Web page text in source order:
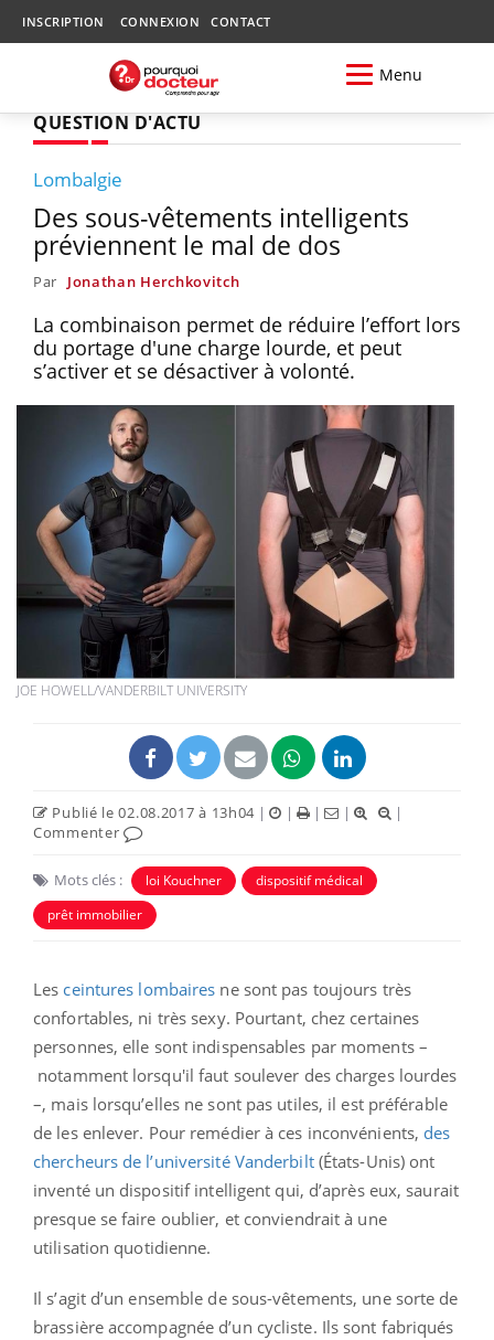
INSCRIPTION CONNEXION CONTACT
Menu
QUESTION D'ACTU
Lombalgie
Des sous-vêtements intelligents
préviennent le mal de dos
Par Jonathan Herchkovitch
La combinaison permet de réduire l’effort lors
du portage d'une charge lourde, et peut
s’activer et se désactiver à volonté.
JOE HOWELL/VANDERBILT UNIVERSITY
Publié le 02.08.2017 à 13h04 | | | |
|
Commenter
Mots clés : loi Kouchner
dispositif médical
prêt immobilier
Les ceintures lombaires ne sont pas toujours très
confortables, ni très sexy. Pourtant, chez certaines
personnes, elle sont indispensables par moments –
notamment lorsqu'il faut soulever des charges lourdes
–, mais lorsqu’elles ne sont pas utiles, il est préférable
de les enlever. Pour remédier à ces inconvénients, des
chercheurs de l’université Vanderbilt(États-Unis) ont
inventé un dispositif intelligent qui, d’après eux, saurait
presque se faire oublier, et conviendrait à une
utilisation quotidienne.
Il s’agit d’un ensemble de sous-vêtements, une sorte de
brassière accompagnée d’un cycliste. Ils sont fabriqués